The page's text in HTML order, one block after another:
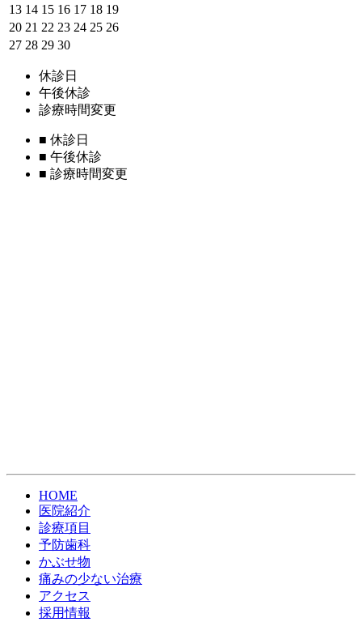
13 14 15 16 17 18 19
20 21 22 23 24 25 26
27 28 29 30
休診日
午後休診
診療時間変更
■ 休診日
■ 午後休診
■ 診療時間変更
HOME
医院紹介
診療項目
予防歯科
かぶせ物
痛みの少ない治療
アクセス
採用情報